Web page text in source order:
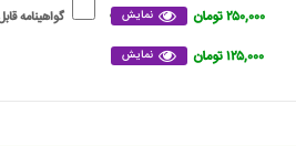
نمایش ۲۵۰,۰۰۰ تومان
نمایش ۱۲۵,۰۰۰ تومان
گواهینامه